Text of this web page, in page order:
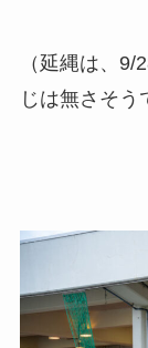
（延縄は、
じは無さそう